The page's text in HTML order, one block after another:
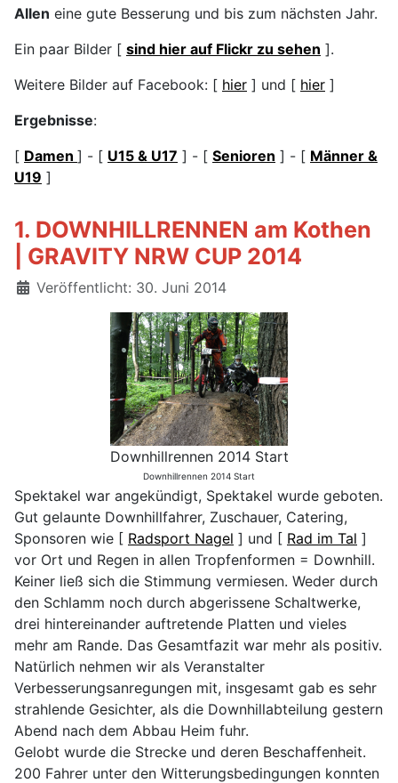
Allen eine gute Besserung und bis zum nächsten Jahr.
Ein paar Bilder [ sind hier auf Flickr zu sehen ].
Weitere Bilder auf Facebook: [ hier ] und [ hier ]
Ergebnisse:
[ Damen ] - [ U15 & U17 ] - [ Senioren ] - [ Männer &
U19 ]
1. DOWNHILLRENNEN am Kothen
| GRAVITY NRW CUP 2014
Details
Veröffentlicht: 30. Juni 2014
Downhillrennen 2014 Start
Downhillrennen 2014 Start
Spektakel war angekündigt, Spektakel wurde geboten.
Gut gelaunte Downhillfahrer, Zuschauer, Catering,
Sponsoren wie [ Radsport Nagel ] und [ Rad im Tal ]
vor Ort und Regen in allen Tropfenformen = Downhill.
Keiner ließ sich die Stimmung vermiesen. Weder durch
den Schlamm noch durch abgerissene Schaltwerke,
drei hintereinander auftretende Platten und vieles
mehr am Rande. Das Gesamtfazit war mehr als positiv.
Natürlich nehmen wir als Veranstalter
Verbesserungsanregungen mit, insgesamt gab es sehr
strahlende Gesichter, als die Downhillabteilung gestern
Abend nach dem Abbau Heim fuhr.
Gelobt wurde die Strecke und deren Beschaffenheit.
200 Fahrer unter den Witterungsbedingungen konnten